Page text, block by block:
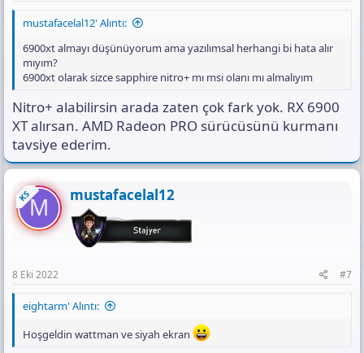
mustafacelal12' Alıntı:
6900xt almayı düşünüyorum ama yazılımsal herhangi bi hata alır
mıyım?
6900xt olarak sizce sapphire nitro+ mı msi olanı mı almalıyım
Nitro+ alabilirsin arada zaten çok fark yok. RX 6900
XT alırsan. AMD Radeon PRO sürücüsünü kurmanı
tavsiye ederim.
KSM mustafacelal12
8 Eki 2022 #7
eightarm' Alıntı:
Hoşgeldin wattman ve siyah ekran